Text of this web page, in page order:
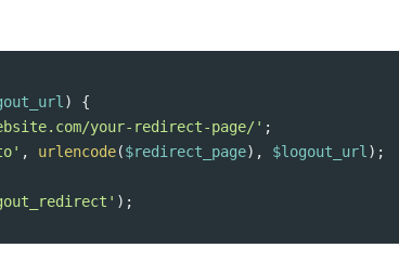
) {
your-redirect-page/' ;
, urlencode($redirect_page), $logout_url );
);